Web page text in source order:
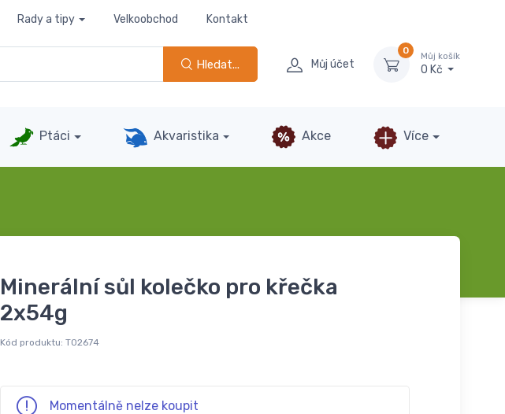
Rady a tipy Velkoobchod Kontakt
Hledat... Můj účet
0
Můj košík
0 Kč
Ptáci Akvaristika Akce Více
Minerální sůl kolečko pro křečka
2x54g
Kód produktu: T02674
Momentálně nelze koupit